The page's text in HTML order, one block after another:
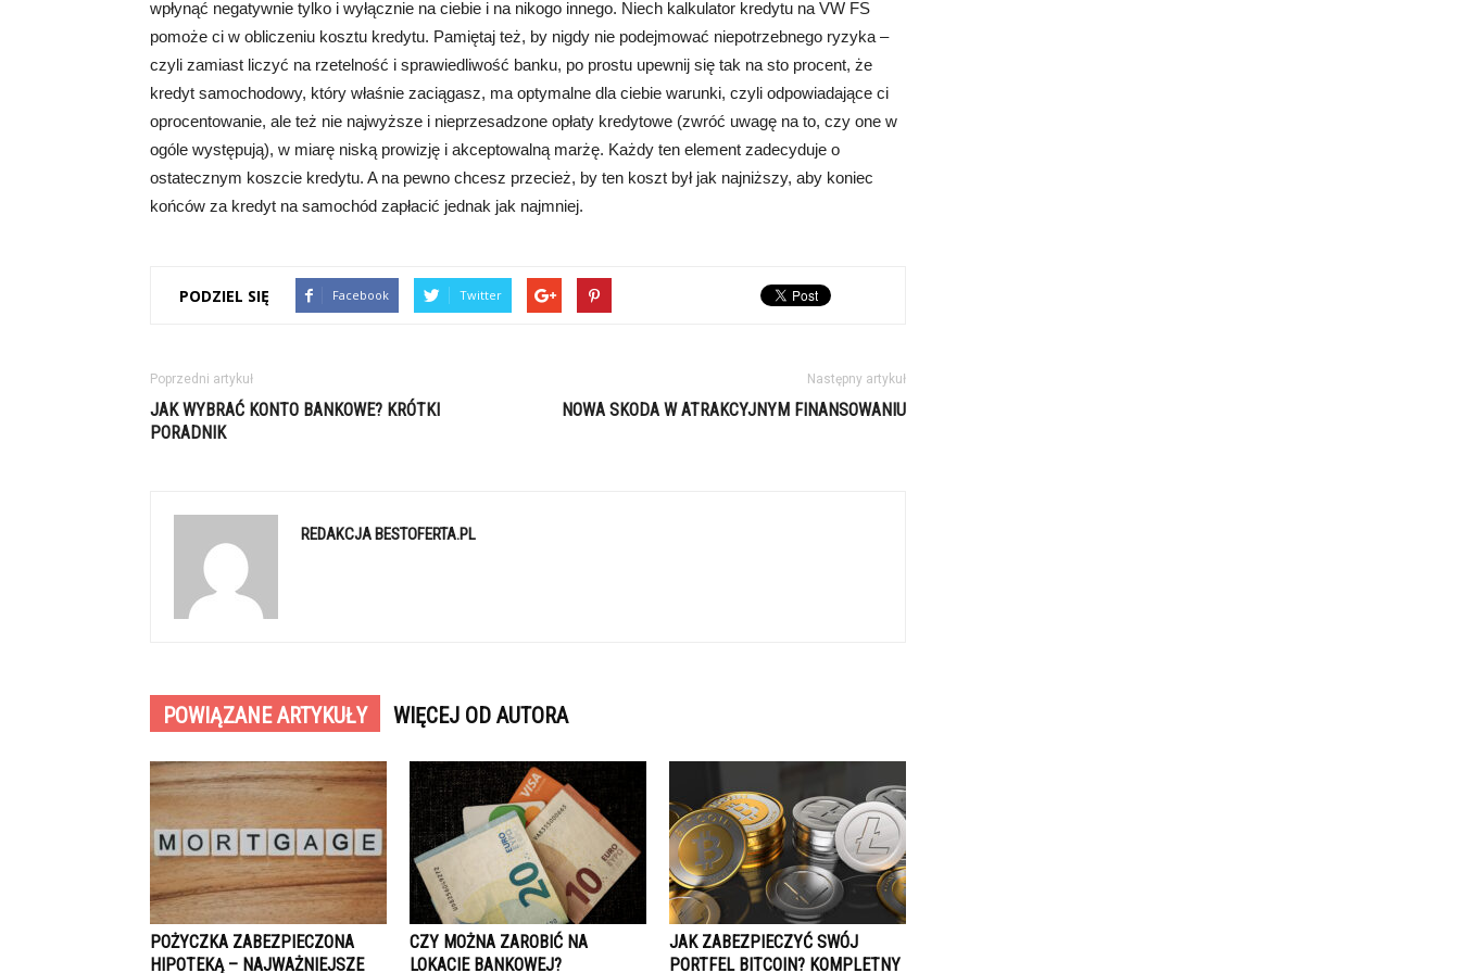
wpłynąć negatywnie tylko i wyłącznie na ciebie i na nikogo innego. Niech kalkulator kredytu na VW FS
pomoże ci w obliczeniu kosztu kredytu. Pamiętaj też, by nigdy nie podejmować niepotrzebnego ryzyka –
czyli zamiast liczyć na rzetelność i sprawiedliwość banku, po prostu upewnij się tak na sto procent, że
kredyt samochodowy, który właśnie zaciągasz, ma optymalne dla ciebie warunki, czyli odpowiadające ci
oprocentowanie, ale też nie najwyższe i nieprzesadzone opłaty kredytowe (zwróć uwagę na to, czy one w
ogóle występują), w miarę niską prowizję i akceptowalną marżę. Każdy ten element zadecyduje o
ostatecznym koszcie kredytu. A na pewno chcesz przecież, by ten koszt był jak najniższy, aby koniec
końców za kredyt na samochód zapłacić jednak jak najmniej.
PODZIEL SIĘ Facebook Twitter
Poprzedni artykuł
JAK WYBRAĆ KONTO BANKOWE? KRÓTKI
PORADNIK
Następny artykuł
NOWA SKODA W ATRAKCYJNYM FINANSOWANIU
REDAKCJA BESTOFERTA.PL
POWIĄZANE ARTYKUŁY WIĘCEJ OD AUTORA
POŻYCZKA ZABEZPIECZONA
HIPOTEKĄ – NAJWAŻNIEJSZE
CZY MOŻNA ZAROBIĆ NA
LOKACIE BANKOWEJ?
JAK ZABEZPIECZYĆ SWÓJ
PORTFEL BITCOIN? KOMPLETNY